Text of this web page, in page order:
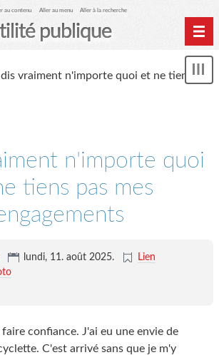
au contenu Aller au menu Aller à la recherche
publique
le Glob qui nuisait grave
le blog des origines
dis vraiment n'importe quoi et ne tiens pas
n'importe quoi
tiens pas mes
lundi, 11. août 2025.
Lien
confiance. J'ai eu une envie de
C'est arrivé sans que je m'y